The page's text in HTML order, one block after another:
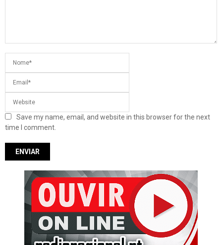
Save my name, email, and website in this browser for the next
time I comment.